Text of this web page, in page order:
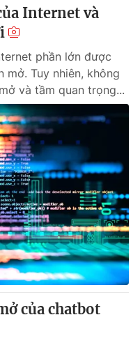
video
Thể thao
sản
lòng Việt
mình bằng AI
Internet và
phần lớn được
mở. Tuy nhiên, không
và tầm quan trọng...
của chatbot